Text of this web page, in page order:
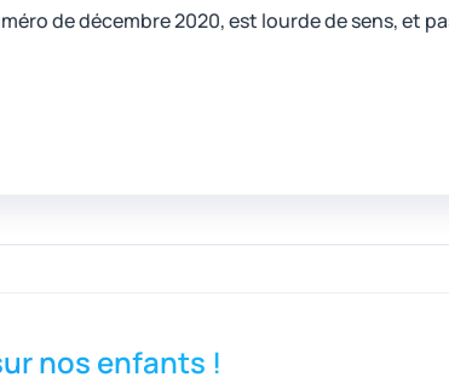
de décembre 2020, est lourde de sens, et
nos enfants !